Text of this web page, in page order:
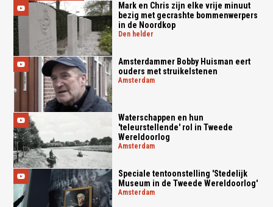
Mark en Chris zijn elke vrije minuut
bezig met gecrashte bommenwerpers
in de Noordkop
den helder
Amsterdammer Bobby Huisman eert
ouders met struikelstenen
amsterdam
Waterschappen en hun
'teleurstellende' rol in Tweede
Wereldoorlog
amsterdam
Speciale tentoonstelling 'Stedelijk
Museum in de Tweede Wereldoorlog'
amsterdam